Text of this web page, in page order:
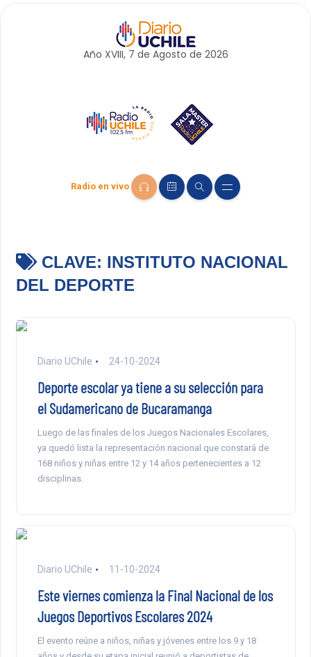
Año XVIII, 7 de Agosto de 2026
Radio en vivo
CLAVE: INSTITUTO NACIONAL
DEL DEPORTE
Diario UChile 24-10-2024
Deporte escolar ya tiene a su selección para
el Sudamericano de Bucaramanga
Luego de las finales de los Juegos Nacionales Escolares,
ya quedó lista la representación nacional que constará de
168 niños y niñas entre 12 y 14 años pertenecientes a 12
disciplinas.
Diario UChile 11-10-2024
Este viernes comienza la Final Nacional de los
Juegos Deportivos Escolares 2024
El evento reúne a niños, niñas y jóvenes entre los 9 y 18